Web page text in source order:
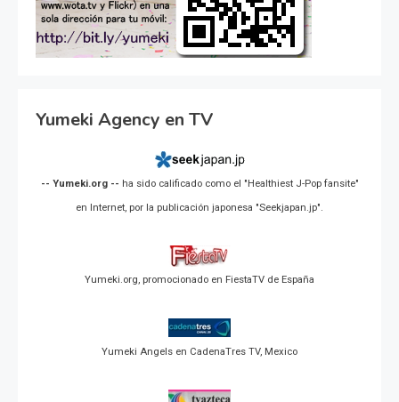
Yumeki Agency en TV
-- Yumeki.org -- ha sido calificado como el "Healthiest J-Pop fansite"
en Internet, por la publicación japonesa "Seekjapan.jp".
Yumeki.org, promocionado en FiestaTV de España
Yumeki Angels en CadenaTres TV, Mexico